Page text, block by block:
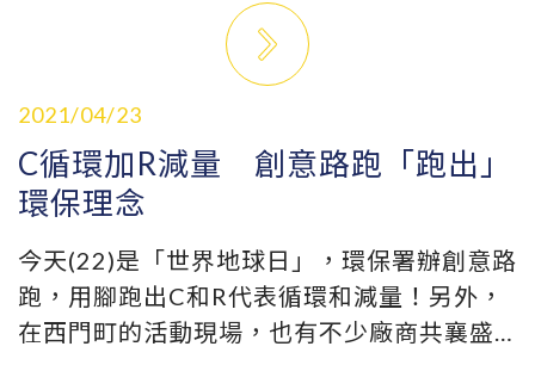
2021/04/23
C循環加R減量 創意路跑「跑出」
環保理念
今天(22)是「世界地球日」，環保署辦創意路
跑，用腳跑出C和R代表循環和減量！另外，
在西門町的活動現場，也有不少廠商共襄盛